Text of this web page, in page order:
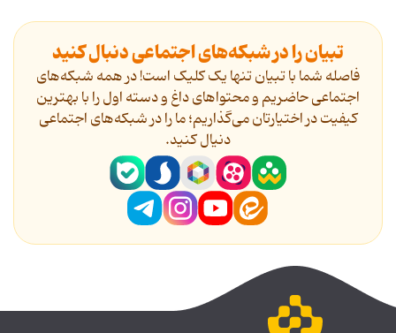
تبیان را در شبکه‌های اجتماعی دنبال کنید
فاصله شما با تبیان تنها یک کلیک است! در همه شبکه‌های
اجتماعی حاضریم و محتواهای داغ و دسته اول را با بهترین
کیفیت در اختیارتان می‌گذاریم؛ ما را در شبکه‌های اجتماعی
دنیال کنید.